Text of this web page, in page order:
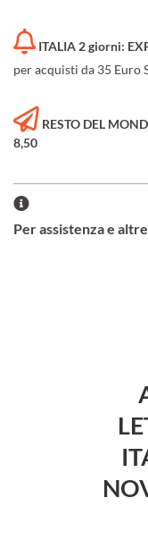
ITALIA 2 giorni:
per acquisti da 35 Euro
RESTO DEL
8,50
Per assistenza e